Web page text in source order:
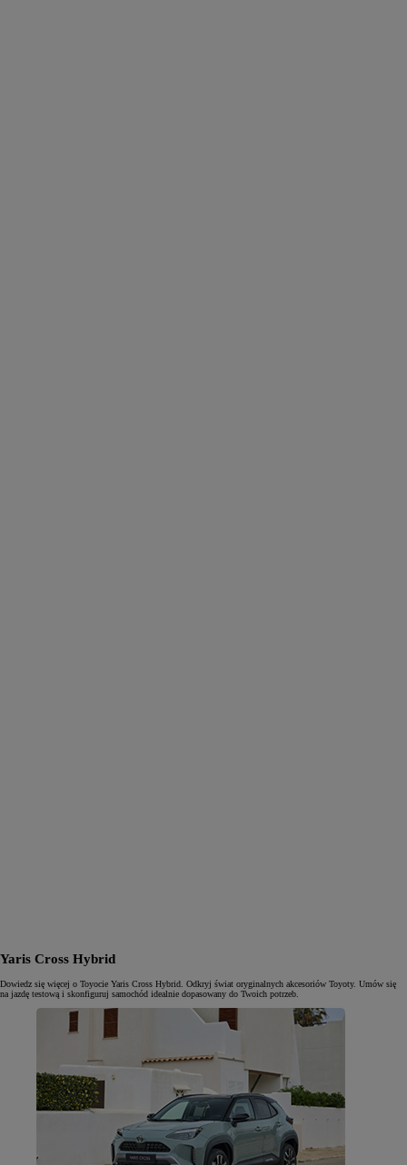
Yaris Cross Hybrid
Dowiedz się więcej o Toyocie Yaris Cross Hybrid. Odkryj świat oryginalnych akcesoriów Toyoty. Umów się
na jazdę testową i skonfiguruj samochód idealnie dopasowany do Twoich potrzeb.